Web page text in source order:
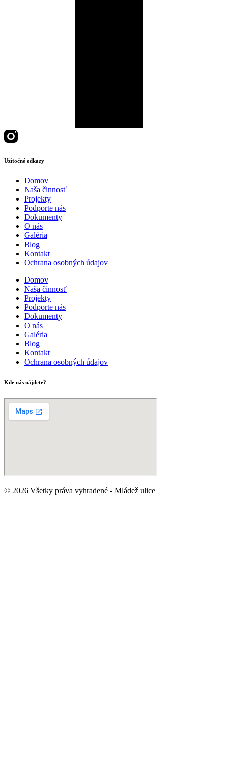
Užitočné odkazy
Domov
Naša činnosť
Projekty
Podporte nás
Dokumenty
O nás
Galéria
Blog
Kontakt
Ochrana osobných údajov
Domov
Naša činnosť
Projekty
Podporte nás
Dokumenty
O nás
Galéria
Blog
Kontakt
Ochrana osobných údajov
Kde nás nájdete?
© 2026 Všetky práva vyhradené - Mládež ulice